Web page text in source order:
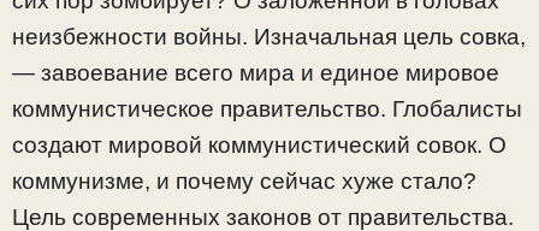
неизбежности войны. Изначальная цель совка,
— завоевание всего мира и единое мировое
коммунистическое правительство. Глобалисты
создают мировой коммунистический совок. О
коммунизме, и почему сейчас хуже стало?
Цель современных законов от правительства.